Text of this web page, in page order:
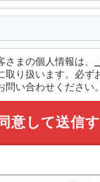
まの個人情報は、
取り扱います。必ず
問い合わせください。
同意して送信